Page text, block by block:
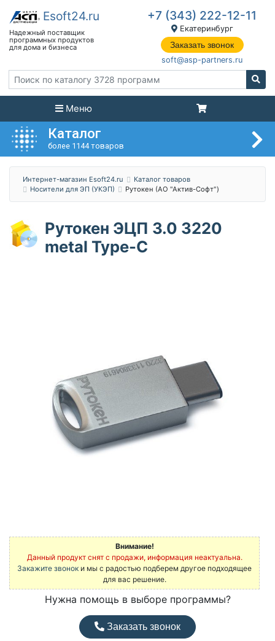
+7 (343) 222-12-11
Екатеринбург
Заказать звонок
soft@asp-partners.ru
Меню
Каталог
более 1144 товаров
Интернет-магазин Esoft24.ru
Каталог товаров
Носители для ЭП (УКЭП)
Рутокен (АО "Актив-Софт")
Рутокен ЭЦП 3.0 3220
metal Type-C
Внимание!
Данный продукт снят с продажи, информация неактуальна.
Закажите звонок и мы с радостью подберем другое подходящее
для вас решение.
Нужна помощь в выборе программы?
Заказать звонок